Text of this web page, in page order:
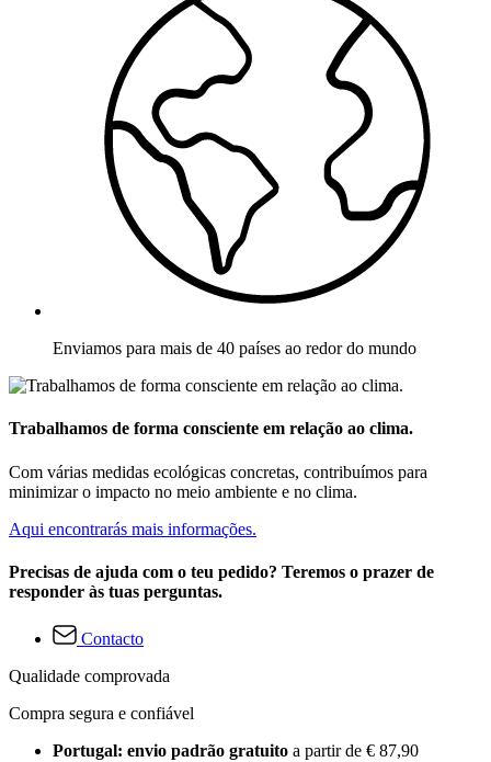
Enviamos para mais de 40 países ao redor do mundo
Trabalhamos de forma consciente em relação ao clima.
Com várias medidas ecológicas concretas, contribuímos para
minimizar o impacto no meio ambiente e no clima.
Aqui encontrarás mais informações.
Precisas de ajuda com o teu pedido? Teremos o prazer de
responder às tuas perguntas.
Contacto
Qualidade comprovada
Compra segura e confiável
Portugal: envio padrão gratuito a partir de € 87,90